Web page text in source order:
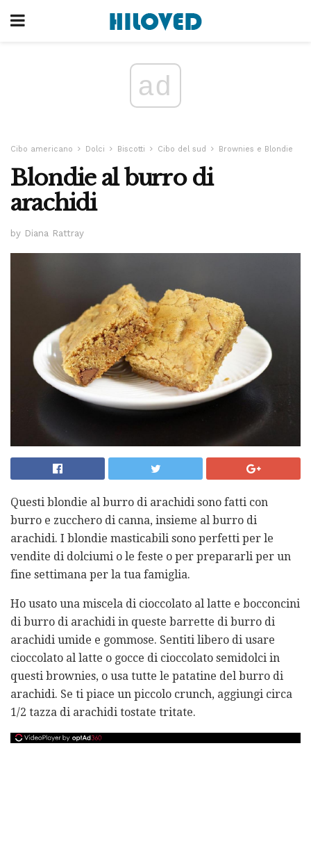
ad
Cibo americano Dolci Biscotti Cibo del sud Brownies e Blondie
Blondie al burro di
arachidi
by Diana Rattray
Questi blondie al burro di arachidi sono fatti con
burro e zucchero di canna, insieme al burro di
arachidi. I blondie masticabili sono perfetti per le
vendite di dolciumi o le feste o per prepararli per un
fine settimana per la tua famiglia.
Ho usato una miscela di cioccolato al latte e bocconcini
di burro di arachidi in queste barrette di burro di
arachidi umide e gommose. Sentiti libero di usare
cioccolato al latte o gocce di cioccolato semidolci in
questi brownies, o usa tutte le patatine del burro di
arachidi. Se ti piace un piccolo crunch, aggiungi circa
1/2 tazza di arachidi tostate tritate.